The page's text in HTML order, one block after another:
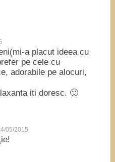
a placut ideea cu
pe cele cu
adorabile pe alocuri,
iti doresc. 🙂
05/2015